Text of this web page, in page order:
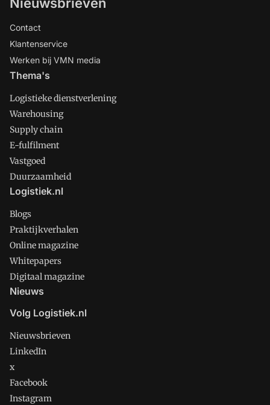
Contact
Klantenservice
Werken bij VMN media
Thema's
Logistieke dienstverlening
Warehousing
Supply chain
E-fulfilment
Vastgoed
Duurzaamheid
Logistiek.nl
Blogs
Praktijkverhalen
Online magazine
Whitepapers
Digitaal magazine
Nieuws
Volg Logistiek.nl
Nieuwsbrieven
LinkedIn
x
Facebook
Instagram